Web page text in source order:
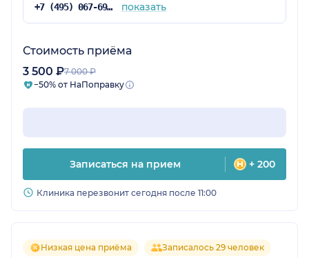
+7 (495) 067-69-20 показать
Стоимость приёма
3 500 ₽7 000 ₽
−50% от НаПоправку
Записаться на прием + 200
Клиника перезвонит сегодня после 11:00
Низкая цена приёма Записалось 29 человек